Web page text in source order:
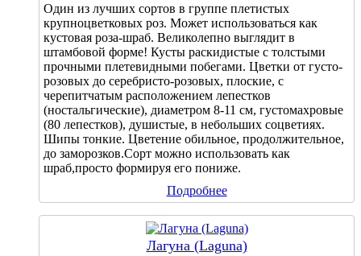
Один из лучших сортов в группе плетистых
крупноцветковых роз. Может использоваться как
кустовая роза-шраб. Великолепно выглядит в
штамбовой форме! Кусты раскидистые с толстыми
прочными плетевидными побегами. Цветки от густо-
розовых до серебристо-розовых, плоские, с
черепитчатым расположением лепестков
(ностальгические), диаметром 8-11 см, густомахровые
(80 лепестков), душистые, в небольших соцветиях.
Шипы тонкие. Цветение обильное, продолжительное,
до заморозков.Сорт можно использовать как
шраб,просто формируя его пониже.
Подробнее
Лагуна (Laguna)